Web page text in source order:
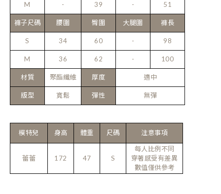
M - 39 - 51
褲子尺碼 腰圍 臀圍 大腿圍 褲長
S 34 60 - 98
M 36 62 - 100
材質 聚酯纖維 厚度 適中
版型 寬鬆 彈性 無彈
模特兒 身高 體重 尺碼 注意事項
蕾蕾 172 47 S
每人比例不同
穿著感受有差異
數值僅供參考